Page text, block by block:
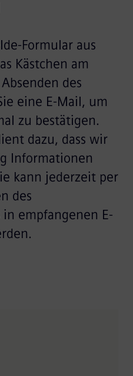
Formular aus
Kästchen am
des
eine E-Mail, um
zu bestätigen.
dazu, dass wir
Informationen
kann jederzeit per
des
in empfangenen E-